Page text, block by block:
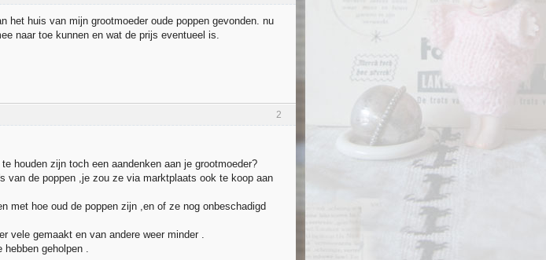
het huis van mijn grootmoeder oude poppen gevonden. nu
naar toe kunnen en wat de prijs eventueel is.
2
houden zijn toch een aandenken aan je grootmoeder?
van de poppen ,je zou ze via marktplaats ook te koop aan
met hoe oud de poppen zijn ,en of ze nog onbeschadigd
vele gemaakt en van andere weer minder .
geholpen .